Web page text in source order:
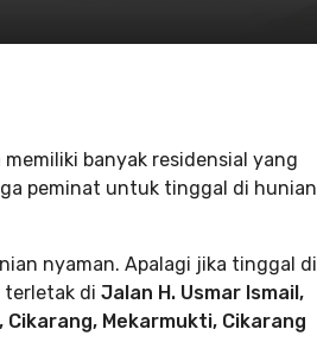
banyak residensial yang
peminat untuk tinggal di hunian
nyaman. Apalagi jika tinggal di
terletak di Jalan H. Usmar Ismail,
Mekarmukti, Cikarang